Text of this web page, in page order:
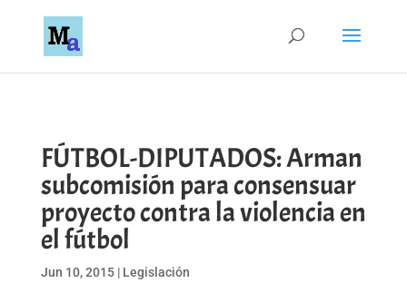
FÚTBOL-DIPUTADOS: Arman
subcomisión para consensuar
proyecto contra la violencia en
el fútbol
Jun 10, 2015| Legislación